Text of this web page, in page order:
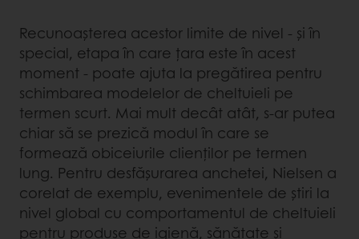
Recunoașterea acestor limite de nivel - și în
special, etapa în care țara este în acest
moment - poate ajuta la pregătirea pentru
schimbarea modelelor de cheltuieli pe
termen scurt. Mai mult decât atât, s-ar putea
chiar să se prezică modul în care se
formează obiceiurile clienților pe termen
lung. Pentru desfășurarea anchetei, Nielsen a
corelat de exemplu, evenimentele de știri la
nivel global cu comportamentul de cheltuieli
pentru produse de igienă, sănătate și